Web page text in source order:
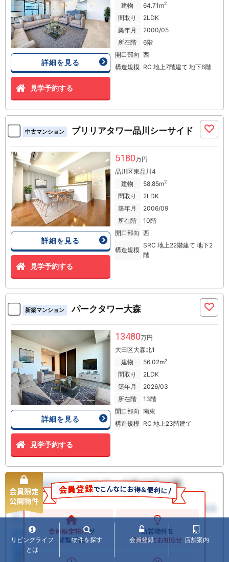
詳細を見る
見学予約する
建物
64.71m2
間取り
2LDK
築年月
2000/05
所在階
6階
開口部向 西
構造規模 RC 地上7階建て 地下6階
中古マンション ブリリアタワー品川シーサイド
詳細を見る
見学予約する
5180万円
品川区東品川4
建物
58.85m2
間取り
2LDK
築年月
2006/09
所在階
10階
開口部向 西
構造規模
SRC 地上22階建て 地下2
階
新築マンション パークタワー大森
詳細を見る
見学予約する
13480万円
大田区大森北1
建物
56.02m2
間取り
2LDK
築年月
2026/03
所在階
13階
開口部向 南東
構造規模 RC 地上23階建て
リビングライフ
とは
物件を探す 会員登録 店舗案内